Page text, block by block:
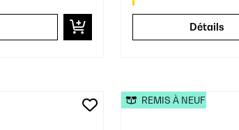
Détails
REMIS À NEUF